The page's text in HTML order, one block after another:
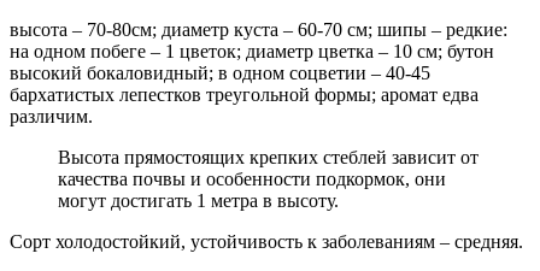
высота – 70-80см; диаметр куста – 60-70 см; шипы – редкие:
на одном побеге – 1 цветок; диаметр цветка – 10 см; бутон
высокий бокаловидный; в одном соцветии – 40-45
бархатистых лепестков треугольной формы; аромат едва
различим.
Высота прямостоящих крепких стеблей зависит от
качества почвы и особенности подкормок, они
могут достигать 1 метра в высоту.
Сорт холодостойкий, устойчивость к заболеваниям – средняя.